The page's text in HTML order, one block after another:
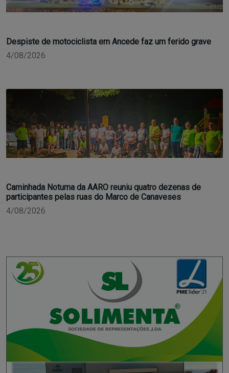
Despiste de motociclista em Ancede faz um ferido grave
4/08/2026
Caminhada Noturna da AARO reuniu quatro dezenas de
participantes pelas ruas do Marco de Canaveses
4/08/2026